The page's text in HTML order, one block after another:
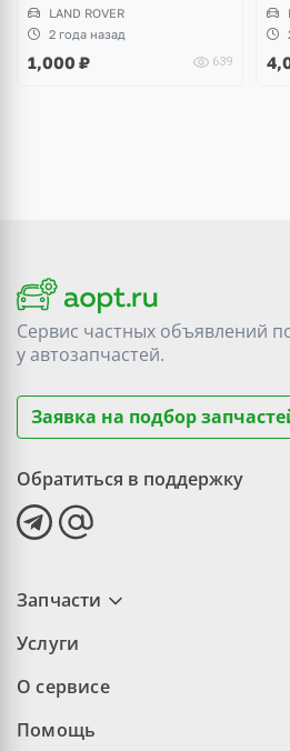
LAND ROVER
2 года назад
1,000 ₽ 639
Сервис частных объявлений
уавтозапчастей.
Заявка на подбор
Обратиться в поддержку
Запчасти
Услуги
О сервисе
Помощь